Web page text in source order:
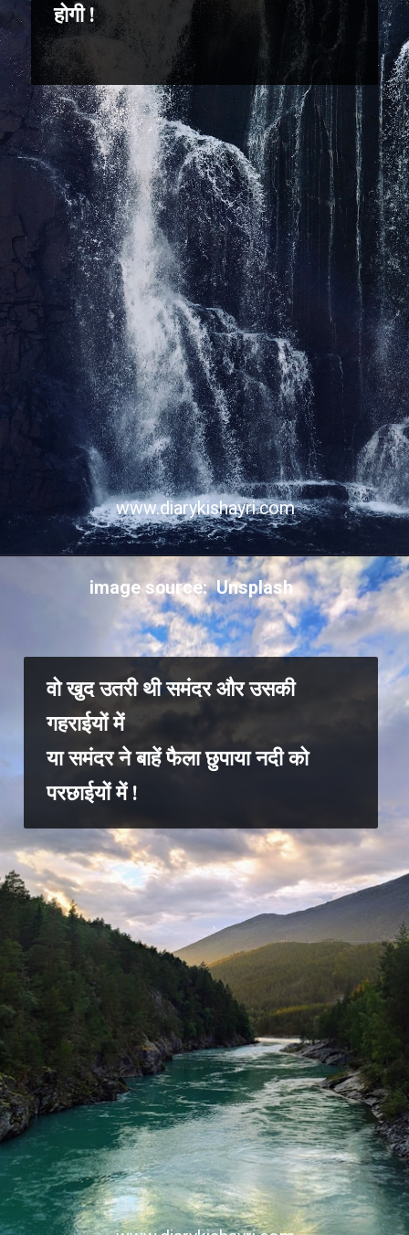
होगी !
www.diarykishayri.com
वो खुद उतरी थी समंदर और उसकी
गहराईयों में
या समंदर ने बाहें फैला छुपाया नदी को
परछाईयों में !
image source: Unsplash